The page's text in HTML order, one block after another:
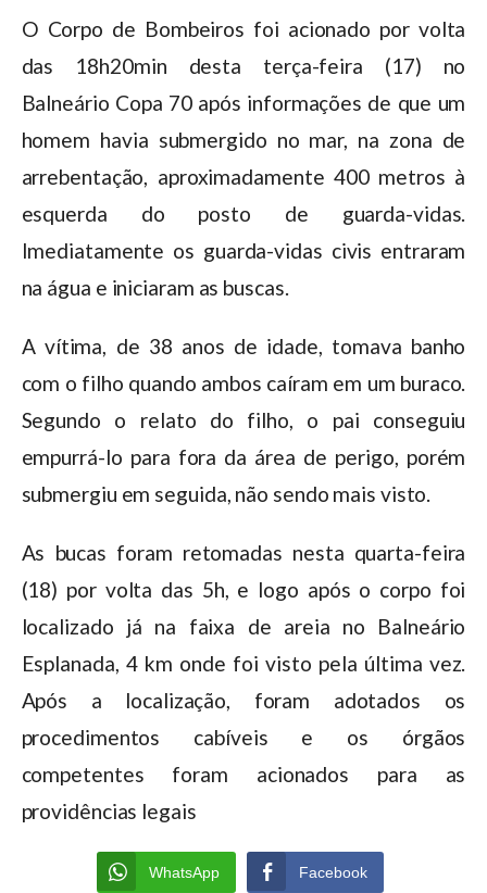
O Corpo de Bombeiros foi acionado por volta
das 18h20min desta terça-feira (17) no
Balneário Copa 70 após informações de que um
homem havia submergido no mar, na zona de
arrebentação, aproximadamente 400 metros à
esquerda do posto de guarda-vidas.
Imediatamente os guarda-vidas civis entraram
na água e iniciaram as buscas.
A vítima, de 38 anos de idade, tomava banho
com o filho quando ambos caíram em um buraco.
Segundo o relato do filho, o pai conseguiu
empurrá-lo para fora da área de perigo, porém
submergiu em seguida, não sendo mais visto.
As bucas foram retomadas nesta quarta-feira
(18) por volta das 5h, e logo após o corpo foi
localizado já na faixa de areia no Balneário
Esplanada, 4 km onde foi visto pela última vez.
Após a localização, foram adotados os
procedimentos cabíveis e os órgãos
competentes foram acionados para as
providências legais
WhatsApp Facebook